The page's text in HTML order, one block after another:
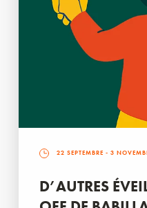
22 SEPTEMBRE - 3
D’AUTRES